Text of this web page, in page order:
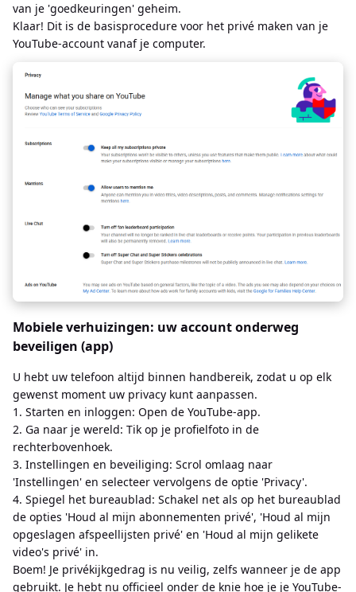
van je 'goedkeuringen' geheim.
Klaar! Dit is de basisprocedure voor het privé maken van je
YouTube-account vanaf je computer.
Mobiele verhuizingen: uw account onderweg
beveiligen (app)
U hebt uw telefoon altijd binnen handbereik, zodat u op elk
gewenst moment uw privacy kunt aanpassen.
1. Starten en inloggen: Open de YouTube-app.
2. Ga naar je wereld: Tik op je profielfoto in de
rechterbovenhoek.
3. Instellingen en beveiliging: Scrol omlaag naar
'Instellingen' en selecteer vervolgens de optie 'Privacy'.
4. Spiegel het bureaublad: Schakel net als op het bureaublad
de opties 'Houd al mijn abonnementen privé', 'Houd al mijn
opgeslagen afspeellijsten privé' en 'Houd al mijn gelikete
video's privé' in.
Boem! Je privékijkgedrag is nu veilig, zelfs wanneer je de app
gebruikt. Je hebt nu officieel onder de knie hoe je je YouTube-